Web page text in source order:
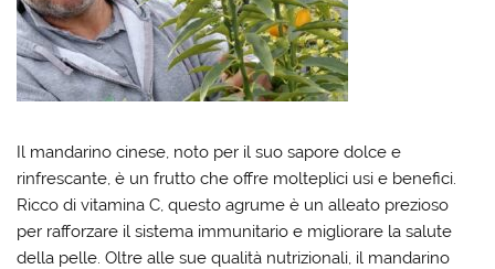
Il mandarino cinese, noto per il suo sapore dolce e
rinfrescante, è un frutto che offre molteplici usi e benefici.
Ricco di vitamina C, questo agrume è un alleato prezioso
per rafforzare il sistema immunitario e migliorare la salute
della pelle. Oltre alle sue qualità nutrizionali, il mandarino